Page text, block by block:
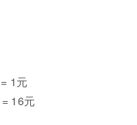
1元
16元